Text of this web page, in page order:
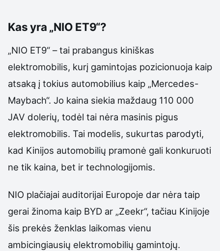
Kas yra „NIO ET9“?
„NIO ET9“ – tai prabangus kiniškas
elektromobilis, kurį gamintojas pozicionuoja kaip
atsaką į tokius automobilius kaip „Mercedes-
Maybach“. Jo kaina siekia maždaug 110 000
JAV dolerių, todėl tai nėra masinis pigus
elektromobilis. Tai modelis, sukurtas parodyti,
kad Kinijos automobilių pramonė gali konkuruoti
ne tik kaina, bet ir technologijomis.
NIO plačiajai auditorijai Europoje dar nėra taip
gerai žinoma kaip BYD ar „Zeekr“, tačiau Kinijoje
šis prekės ženklas laikomas vienu
ambicingiausių elektromobilių gamintojų.